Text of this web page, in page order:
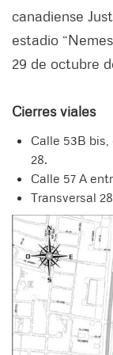
canadiense
estadio
29 de octubre
Cierres viales
Calle 53B
28.
Calle 57 A
Transversal